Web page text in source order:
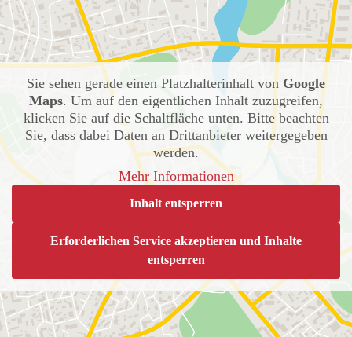
Sie sehen gerade einen Platzhalterinhalt von Google
Maps. Um auf den eigentlichen Inhalt zuzugreifen,
klicken Sie auf die Schaltfläche unten. Bitte beachten
Sie, dass dabei Daten an Drittanbieter weitergegeben
werden.
Mehr Informationen
Inhalt entsperren
Erforderlichen Service akzeptieren und Inhalte
entsperren